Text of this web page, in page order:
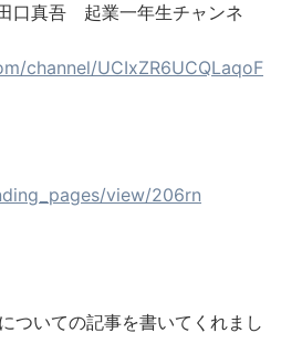
口真吾 起業一年生チャンネ
channel/UCIxZR6UCQLaqoF
view/206rn
ついての記事を書いてくれまし